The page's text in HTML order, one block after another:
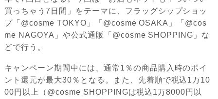
買っちゃう7日間」をテーマに、フラッグシップショッ
プ「@cosme TOKYO」「@cosme OSAKA」「@cos
me NAGOYA」や公式通販「@cosme SHOPPING」な
どで行う。
キャンペーン期間中には、通常1％の商品購入時のポイ
ント還元が最大30％となる。また、先着順で税込1万10
00円以上（@cosme SHOPPINGは税込1万8000円以